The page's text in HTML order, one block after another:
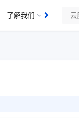
了解我们